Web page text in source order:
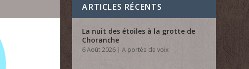
ARTICLES RÉCENTS
La nuit des étoiles à la grotte de
Choranche
6 Août 2026 |A portée de voix